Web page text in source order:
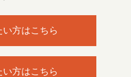
い方はこちら
い方はこちら